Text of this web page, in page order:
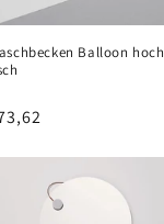
Balloon hoch